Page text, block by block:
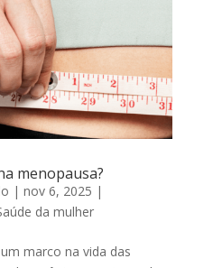
menopausa?
| nov 6, 2025 |
da mulher
marco na vida das